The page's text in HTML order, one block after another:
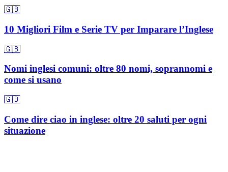
🇬🇧
10 Migliori Film e Serie TV per Imparare l’Inglese
🇬🇧
Nomi inglesi comuni: oltre 80 nomi, soprannomi e
come si usano
🇬🇧
Come dire ciao in inglese: oltre 20 saluti per ogni
situazione